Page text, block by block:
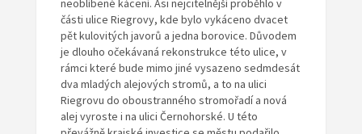
neoblíbené kácení. Asi nejcitelnější proběhlo v
části ulice Riegrovy, kde bylo vykáceno dvacet
pět kulovitých javorů a jedna borovice. Důvodem
je dlouho očekávaná rekonstrukce této ulice, v
rámci které bude mimo jiné vysazeno sedmdesát
dva mladých alejových stromů, a to na ulici
Riegrovu do oboustranného stromořadí a nová
alej vyroste i na ulici Černohorské. U této